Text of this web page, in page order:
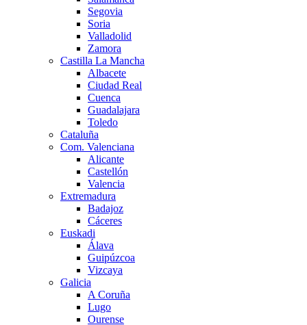
Segovia
Soria
Valladolid
Zamora
Castilla La Mancha
Albacete
Ciudad Real
Cuenca
Guadalajara
Toledo
Cataluña
Com. Valenciana
Alicante
Castellón
Valencia
Extremadura
Badajoz
Cáceres
Euskadi
Álava
Guipúzcoa
Vizcaya
Galicia
A Coruña
Lugo
Ourense